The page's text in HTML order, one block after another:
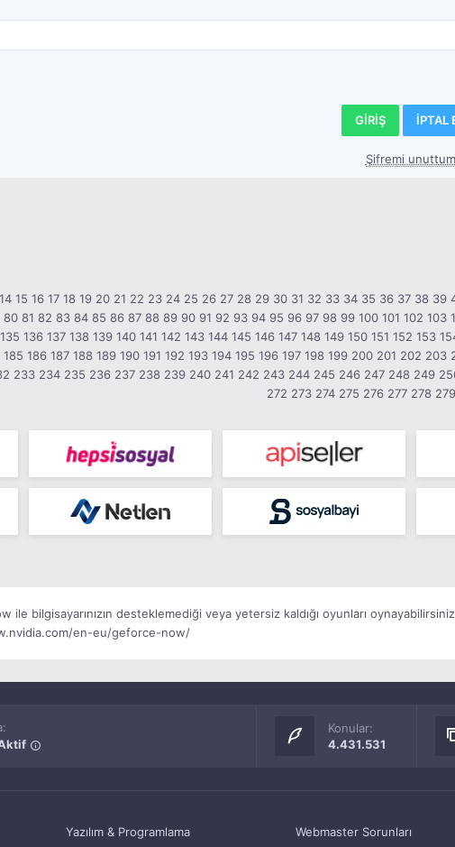
Şifremi unuttum
14 15 16 17 18 19 20 21 22 23 24 25 26 27 28 29 30 31 32 33 34 35 36 37 38 39
80 81 82 83 84 85 86 87 88 89 90 91 92 93 94 95 96 97 98 99 100 101 102 103
135 136 137 138 139 140 141 142 143 144 145 146 147 148 149 150 151 152 153
185 186 187 188 189 190 191 192 193 194 195 196 197 198 199 200 201 202 203
233 234 235 236 237 238 239 240 241 242 243 244 245 246 247 248 249
272 273 274 275 276 277 278 279
ile bilgisayarınızın desteklemediği veya yetersiz kaldığı oyunları
en-eu/geforce-now/
Konular:
4.431.531
Yazılım & Programlama Webmaster Sorunları